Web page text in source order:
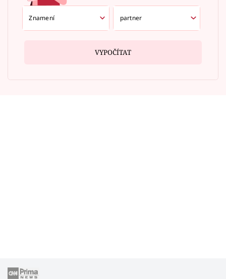
VYPOČÍTAT